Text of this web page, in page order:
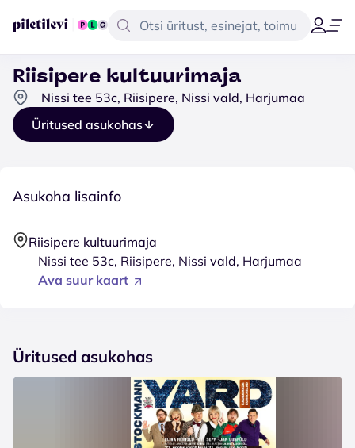
Riisipere kultuurimaja
Nissi tee 53c, Riisipere, Nissi vald, Harjumaa
Üritused asukohas
Asukoha lisainfo
Riisipere kultuurimaja
Nissi tee 53c, Riisipere, Nissi vald, Harjumaa
Ava suur kaart
Üritused asukohas